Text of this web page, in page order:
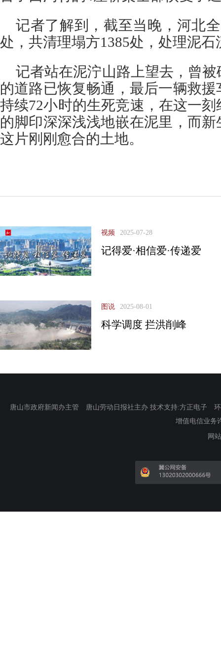
记者了解到，截至当晚，河北
处，共清理塌方1385处，处理泥石
记者站在泥泞山路上望去，曾
的道路已恢复畅通，最后一辆救
持续72小时的生死竞速，在这一
的脚印深深浅浅地嵌在泥里，而
这片刚刚愈合的土地。
视频 2025-07-28
记得爱·相信爱·传递爱
图说 2025-08-01
科学调度 拦洪削峰
唐山市政府新闻办主管 唐山劳动日报社主办 技术支持:方正电子
增值电信业务
网